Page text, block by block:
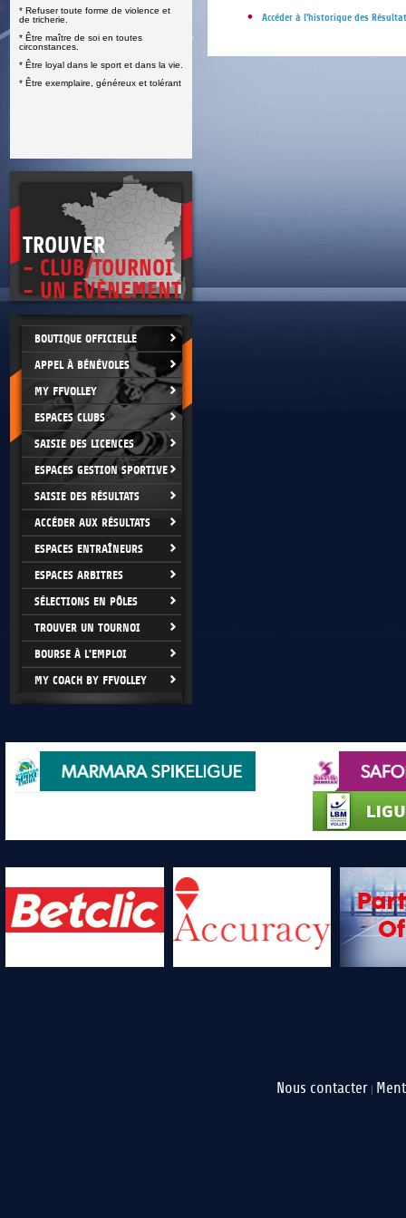
* Refuser toute forme de violence et
de tricherie.
* Être maître de soi en toutes
circonstances.
* Être loyal dans le sport et dans la vie.
* Être exemplaire, généreux et tolérant
TROUVER
- CLUB/TOURNOI
- UN EVÈNEMENT
BOUTIQUE OFFICIELLE
APPEL À BÉNÉVOLES
MY FFVOLLEY
ESPACES CLUBS
SAISIE DES LICENCES
ESPACES GESTION SPORTIVE
SAISIE DES RÉSULTATS
ACCÉDER AUX RÉSULTATS
ESPACES ENTRAÎNEURS
ESPACES ARBITRES
SÉLECTIONS EN PÔLES
TROUVER UN TOURNOI
BOURSE À L'EMPLOI
MY COACH BY FFVOLLEY
Accéder à l'historique des
Nous contacter |